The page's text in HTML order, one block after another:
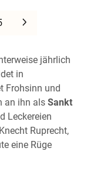
Weiter
jährlich
in
Frohsinn und
an ihn als Sankt
Leckereien
Ruprecht,
eine Rüge